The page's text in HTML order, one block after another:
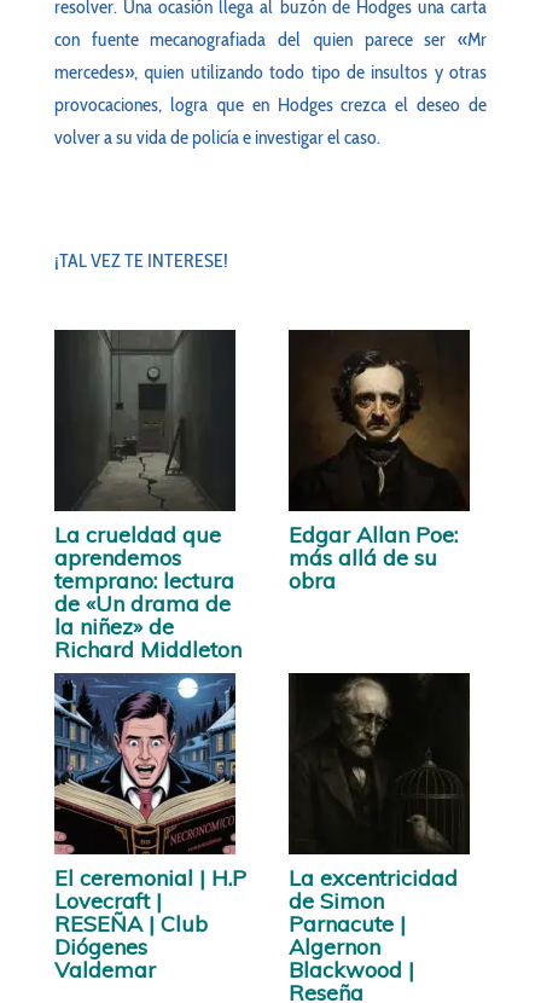
resolver. Una ocasión llega al buzón de Hodges una carta
con fuente mecanografiada del quien parece ser «Mr
mercedes», quien utilizando todo tipo de insultos y otras
provocaciones, logra que en Hodges crezca el deseo de
volver a su vida de policía e investigar el caso.
¡TAL VEZ TE INTERESE!
La crueldad que
aprendemos
temprano: lectura
de «Un drama de
la niñez» de
Richard Middleton
Edgar Allan Poe:
más allá de su
obra
El ceremonial | H.P
Lovecraft |
RESEÑA | Club
Diógenes
Valdemar
La excentricidad
de Simon
Parnacute |
Algernon
Blackwood |
Reseña